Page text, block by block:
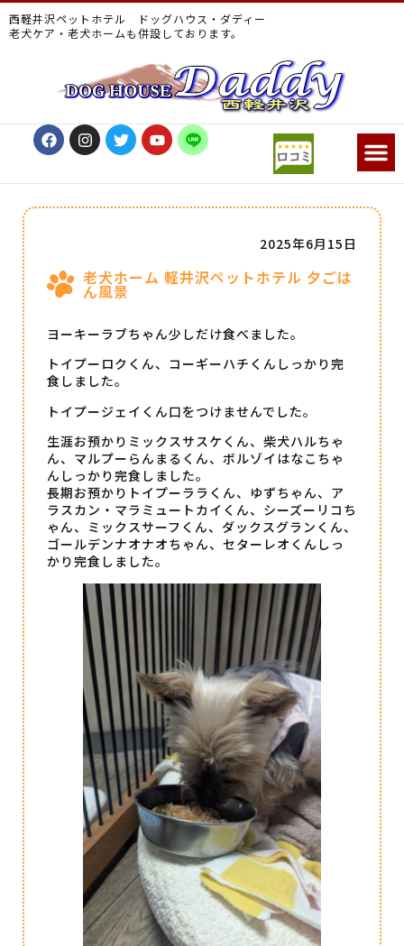
西軽井沢ペットホテル ドッグハウス・ダディー
老犬ケア・老犬ホームも併設しております。
老犬ホーム 軽井沢ペットホテル 夕ごは
ん風景
2025年6月15日
ヨーキーラブちゃん少しだけ食べました。
トイプーロクくん、コーギーハチくんしっかり完
食しました。
トイプージェイくん口をつけませんでした。
生涯お預かりミックスサスケくん、柴犬ハルちゃ
ん、マルプーらんまるくん、ボルゾイはなこちゃ
んしっかり完食しました。
長期お預かりトイプーララくん、ゆずちゃん、ア
ラスカン・マラミュートカイくん、シーズーリコち
ゃん、ミックスサーフくん、ダックスグランくん、
ゴールデンナオナオちゃん、セターレオくんしっ
かり完食しました。